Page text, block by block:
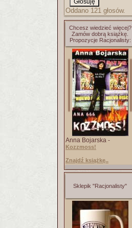
Oddano 121 głosów.
Chcesz wiedzieć więcej?
Zamów dobrą książkę.
Propozycje Racjonalisty:
Anna Bojarska -
Kozzmoss!
Znajdź książkę..
Sklepik "Racjonalisty"